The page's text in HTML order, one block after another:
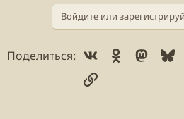
Войдите или
Поделиться: Vk Ok
Ссылка